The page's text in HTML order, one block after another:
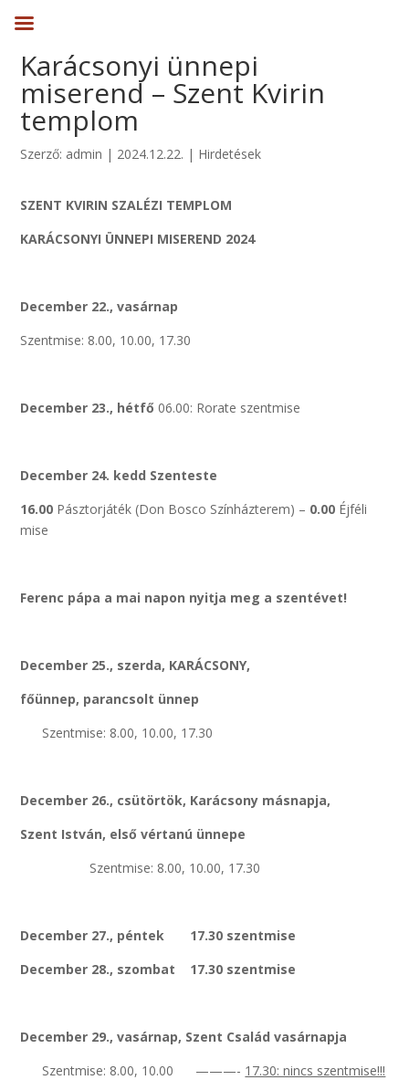
Karácsonyi ünnepi
miserend – Szent Kvirin
templom
Szerző: admin | 2024.12.22. | Hirdetések
SZENT KVIRIN SZALÉZI TEMPLOM
KARÁCSONYI ÜNNEPI MISEREND 2024
December 22., vasárnap
Szentmise: 8.00, 10.00, 17.30
December 23., hétfő 06.00: Rorate szentmise
December 24. kedd Szenteste
16.00 Pásztorjáték (Don Bosco Színházterem) – 0.00 Éjféli
mise
Ferenc pápa a mai napon nyitja meg a szentévet!
December 25., szerda, KARÁCSONY,
főünnep, parancsolt ünnep
Szentmise: 8.00, 10.00, 17.30
December 26., csütörtök, Karácsony másnapja,
Szent István, első vértanú ünnepe
Szentmise: 8.00, 10.00, 17.30
December 27., péntek 17.30 szentmise
December 28., szombat 17.30 szentmise
December 29., vasárnap, Szent Család vasárnapja
Szentmise: 8.00, 10.00 ———- 17.30: nincs szentmise!!!